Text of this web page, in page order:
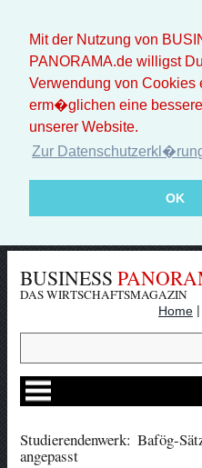
Mit der Nutzung von
PANORAMA.de willigst
Verwendung von Cookies
erm�glichen eine
unserer Website.
Zur
OK
BUSINESS
DAS WIRTSCHAFTSMAGAZIN
Home |
Studierendenwerk: Bafög-
angepasst